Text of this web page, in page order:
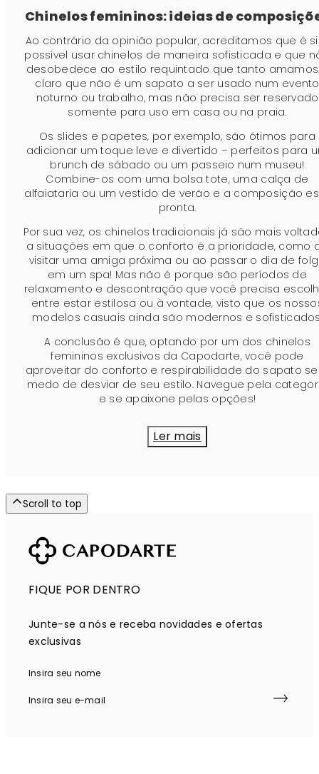
Chinelos femininos: ideias de
Ao contrário da opinião popular, acreditamos que é
possível usar chinelos de maneira sofisticada e que
desobedece ao estilo requintado que tanto
claro que não é um sapato a ser usado num evento
noturno ou trabalho, mas não precisa ser reservado
somente para uso em casa ou na praia.
Os slides e papetes, por exemplo, são ótimos para
adicionar um toque leve e divertido – perfeitos para
brunch de sábado ou um passeio num museu!
Combine-os com uma bolsa tote, uma calça de
alfaiataria ou um vestido de verão e a composição
pronta.
Por sua vez, os chinelos tradicionais já são mais
a situações em que o conforto é a prioridade, como
visitar uma amiga próxima ou ao passar o dia de
em um spa! Mas não é porque são períodos de
relaxamento e descontração que você precisa
entre estar estilosa ou à vontade, visto que os
modelos casuais ainda são modernos e
A conclusão é que, optando por um dos chinelos
femininos exclusivos da Capodarte, você pode
aproveitar do conforto e respirabilidade do sapato
medo de desviar de seu estilo. Navegue pela
e se apaixone pelas opções!
Ler mais
Scroll to top
FIQUE POR DENTRO
Junte-se a nós e receba novidades e ofertas
exclusivas